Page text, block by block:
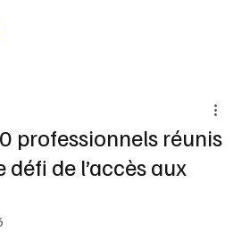
professionnels réunis
de l’accès aux